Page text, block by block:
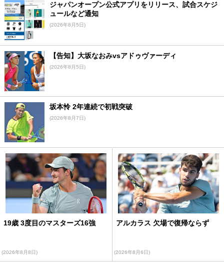
ジャパンオープン公式アプリをリリース、試合スケジ
ュールなど通知
(2026年8月5日)
【告知】大坂なおみvsアドゥヴァーディ
(2026年8月5日)
坂本怜 2年連続で初戦突破
(2026年8月7日)
19歳 3度目のマスターズ16強
(2026年8月8日)
アルカラス 欠場で復帰ならず
(2026年8月6日)